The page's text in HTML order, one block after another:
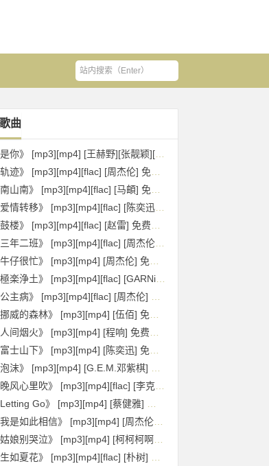
曲
是你》 [mp3][mp4] [王赫野][张靓颖][梦然] 免费下载
轨迹》 [mp3][mp4][flac] [周杰伦] 免费下载
南山南》 [mp3][mp4][flac] [马頔] 免费下载
爱情转移》 [mp3][mp4][flac] [陈奕迅] 免费下载
鼓楼》 [mp3][mp4][flac] [赵雷] 免费下载
三年二班》 [mp3][mp4][flac] [周杰伦] 免费下载
牛仔很忙》 [mp3][mp4] [周杰伦] 免费下载
極楽浄土》 [mp3][mp4][flac] [GARNiDELiA] 免费下载
公主病》 [mp3][mp4][flac] [周杰伦] 免费下载
挪威的森林》 [mp3][mp4] [伍佰] 免费下载
人间烟火》 [mp3][mp4] [程响] 免费下载
富士山下》 [mp3][mp4] [陈奕迅] 免费下载
泡沫》 [mp3][mp4] [G.E.M.邓紫棋] 免费下载
晚风心里吹》 [mp3][mp4][flac] [李克勤] 免费下载
Letting Go》 [mp3][mp4] [蔡健雅] 免费下载
我是如此相信》 [mp3][mp4] [周杰伦] 免费下载
姑娘别哭泣》 [mp3][mp4] [柯柯柯啊] 免费下载
生如夏花》 [mp3][mp4][flac] [朴树] 免费下载